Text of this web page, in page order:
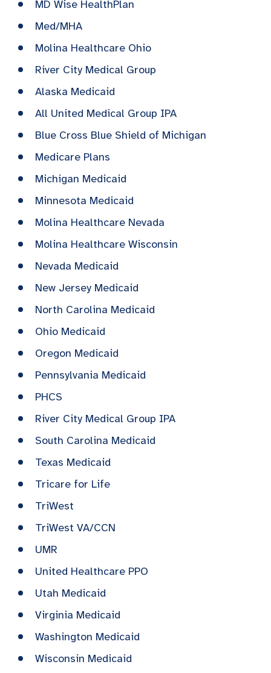
MD Wise HealthPlan
Med/MHA
Molina Healthcare Ohio
River City Medical Group
Alaska Medicaid
All United Medical Group IPA
Blue Cross Blue Shield of Michigan
Medicare Plans
Michigan Medicaid
Minnesota Medicaid
Molina Healthcare Nevada
Molina Healthcare Wisconsin
Nevada Medicaid
New Jersey Medicaid
North Carolina Medicaid
Ohio Medicaid
Oregon Medicaid
Pennsylvania Medicaid
PHCS
River City Medical Group IPA
South Carolina Medicaid
Texas Medicaid
Tricare for Life
TriWest
TriWest VA/CCN
UMR
United Healthcare PPO
Utah Medicaid
Virginia Medicaid
Washington Medicaid
Wisconsin Medicaid